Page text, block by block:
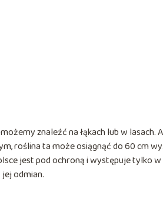
znaleźć na łąkach lub w lasach.
roślina ta może osiągnąć do 60 cm
jest pod ochroną i występuje tylko
odmian.